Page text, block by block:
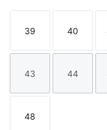
Taglia
39
Taglia
40
Taglia
43
Taglia
44
Taglia
48